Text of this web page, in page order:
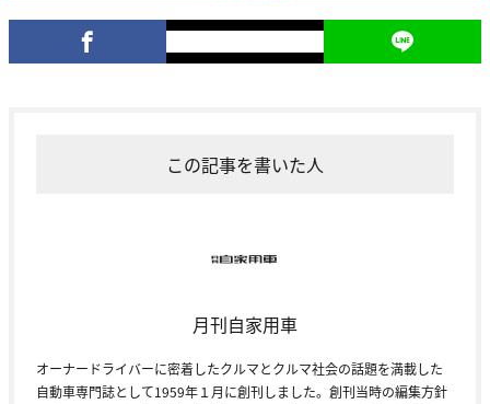
この記事を書いた人
月刊自家用車
オーナードライバーに密着したクルマとクルマ社会の話題を満載した
自動車専門誌として1959年１月に創刊しました。創刊当時の編集方針